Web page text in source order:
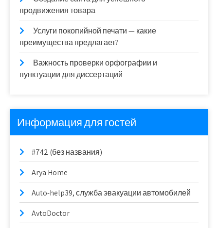
продвижения товара
Услуги покопийной печати — какие
преимущества предлагает?
Важность проверки орфографии и
пунктуации для диссертаций
Информация для гостей
#742 (без названия)
Arya Home
Auto-help39, служба эвакуации автомобилей
AvtoDoctor